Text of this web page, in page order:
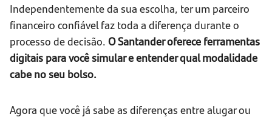
Independentemente da sua escolha, ter um parceiro
financeiro confiável faz toda a diferença durante o
processo de decisão. O Santander oferece ferramentas
digitais para você simular e entender qual modalidade
cabe no seu bolso.
Agora que você já sabe as diferenças entre alugar ou